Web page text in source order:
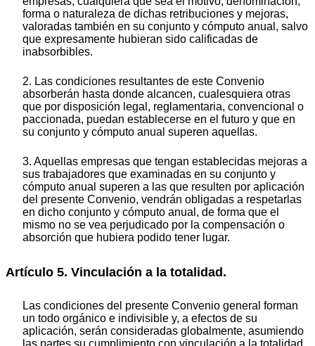
forma o naturaleza de dichas retribuciones y mejoras,
valoradas también en su conjunto y cómputo anual, salvo
que expresamente hubieran sido calificadas de
inabsorbibles.
2. Las condiciones resultantes de este Convenio
absorberán hasta donde alcancen, cualesquiera otras
que por disposición legal, reglamentaria, convencional o
paccionada, puedan establecerse en el futuro y que en
su conjunto y cómputo anual superen aquellas.
3. Aquellas empresas que tengan establecidas mejoras a
sus trabajadores que examinadas en su conjunto y
cómputo anual superen a las que resulten por aplicación
del presente Convenio, vendrán obligadas a respetarlas
en dicho conjunto y cómputo anual, de forma que el
mismo no se vea perjudicado por la compensación o
absorción que hubiera podido tener lugar.
Artículo 5. Vinculación a la totalidad.
Las condiciones del presente Convenio general forman
un todo orgánico e indivisible y, a efectos de su
aplicación, serán consideradas globalmente, asumiendo
las partes su cumplimiento con vinculación a la totalidad